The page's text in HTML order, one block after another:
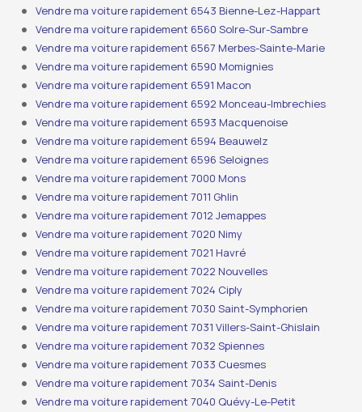
Vendre ma voiture rapidement 6543 Bienne-Lez-Happart
Vendre ma voiture rapidement 6560 Solre-Sur-Sambre
Vendre ma voiture rapidement 6567 Merbes-Sainte-Marie
Vendre ma voiture rapidement 6590 Momignies
Vendre ma voiture rapidement 6591 Macon
Vendre ma voiture rapidement 6592 Monceau-Imbrechies
Vendre ma voiture rapidement 6593 Macquenoise
Vendre ma voiture rapidement 6594 Beauwelz
Vendre ma voiture rapidement 6596 Seloignes
Vendre ma voiture rapidement 7000 Mons
Vendre ma voiture rapidement 7011 Ghlin
Vendre ma voiture rapidement 7012 Jemappes
Vendre ma voiture rapidement 7020 Nimy
Vendre ma voiture rapidement 7021 Havré
Vendre ma voiture rapidement 7022 Nouvelles
Vendre ma voiture rapidement 7024 Ciply
Vendre ma voiture rapidement 7030 Saint-Symphorien
Vendre ma voiture rapidement 7031 Villers-Saint-Ghislain
Vendre ma voiture rapidement 7032 Spiennes
Vendre ma voiture rapidement 7033 Cuesmes
Vendre ma voiture rapidement 7034 Saint-Denis
Vendre ma voiture rapidement 7040 Quévy-Le-Petit